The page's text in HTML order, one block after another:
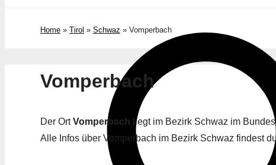
Home » Tirol » Schwaz » Vomperbach
Vomperbach
Der OrtVomperbach liegt im Bezirk Schwaz im
Alle Infos über Vomperbach im Bezirk Schwaz findest